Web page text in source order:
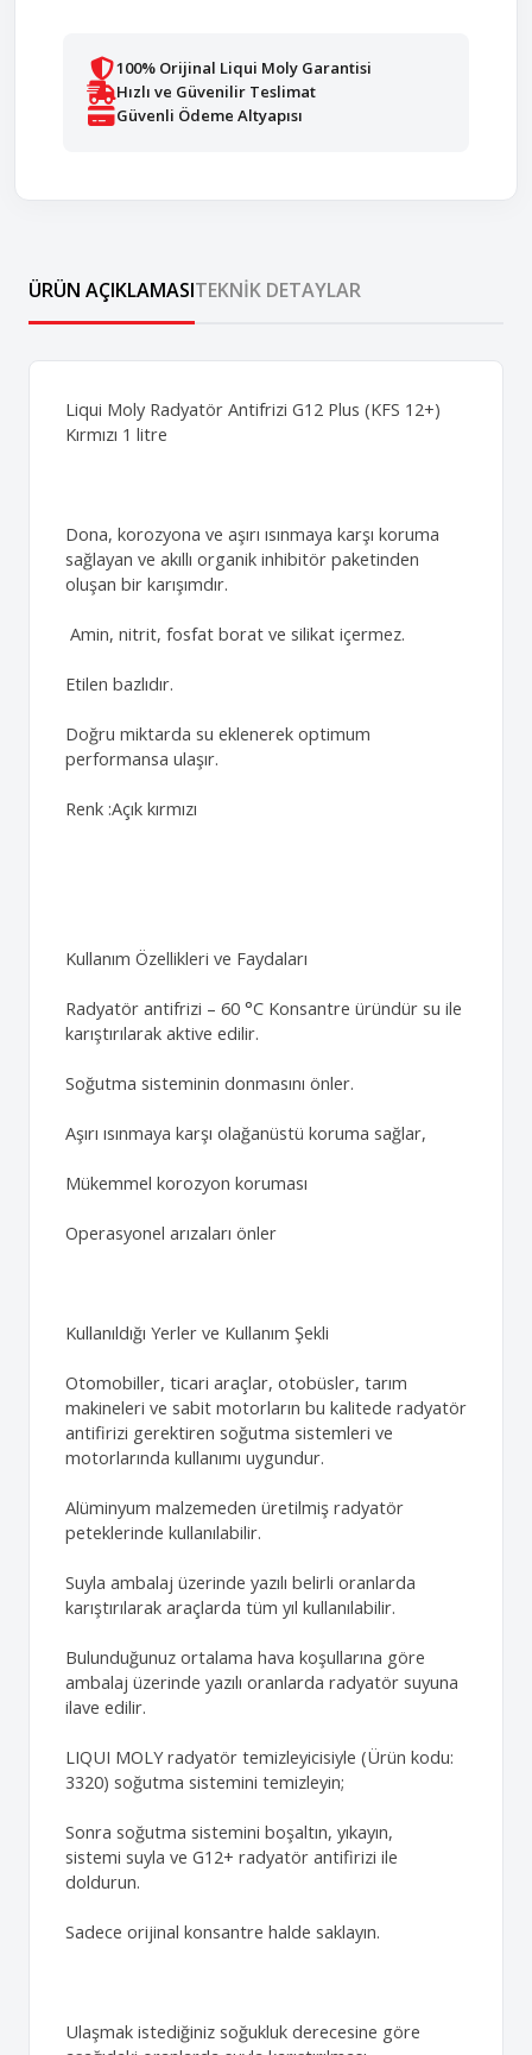
100% Orijinal Liqui Moly Garantisi
Hızlı ve Güvenilir Teslimat
Güvenli Ödeme Altyapısı
ÜRÜN AÇIKLAMASITEKNIK DETAYLAR
Liqui Moly Radyatör Antifrizi G12 Plus (KFS 12+)
Kırmızı 1 litre
Dona, korozyona ve aşırı ısınmaya karşı koruma
sağlayan ve akıllı organik inhibitör paketinden
oluşan bir karışımdır.
Amin, nitrit, fosfat borat ve silikat içermez.
Etilen bazlıdır.
Doğru miktarda su eklenerek optimum
performansa ulaşır.
Renk :Açık kırmızı
Kullanım Özellikleri ve Faydaları
Radyatör antifrizi – 60 °C Konsantre üründür su ile
karıştırılarak aktive edilir.
Soğutma sisteminin donmasını önler.
Aşırı ısınmaya karşı olağanüstü koruma sağlar,
Mükemmel korozyon koruması
Operasyonel arızaları önler
Kullanıldığı Yerler ve Kullanım Şekli
Otomobiller, ticari araçlar, otobüsler, tarım
makineleri ve sabit motorların bu kalitede radyatör
antifirizi gerektiren soğutma sistemleri ve
motorlarında kullanımı uygundur.
Alüminyum malzemeden üretilmiş radyatör
peteklerinde kullanılabilir.
Suyla ambalaj üzerinde yazılı belirli oranlarda
karıştırılarak araçlarda tüm yıl kullanılabilir.
Bulunduğunuz ortalama hava koşullarına göre
ambalaj üzerinde yazılı oranlarda radyatör suyuna
ilave edilir.
LIQUI MOLY radyatör temizleyicisiyle (Ürün kodu:
3320) soğutma sistemini temizleyin;
Sonra soğutma sistemini boşaltın, yıkayın,
sistemi suyla ve G12+ radyatör antifirizi ile
doldurun.
Sadece orijinal konsantre halde saklayın.
Ulaşmak istediğiniz soğukluk derecesine göre